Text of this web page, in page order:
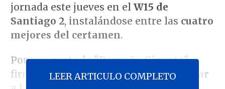
jornada este jueves en el W15 de
Santiago 2, instalándose entre las cuatro
mejores del certamen.
Por una parte, la "Pequeña Gigante"
firmó una sólida actuación parasuperar
LEER ARTICULO COMPLETO